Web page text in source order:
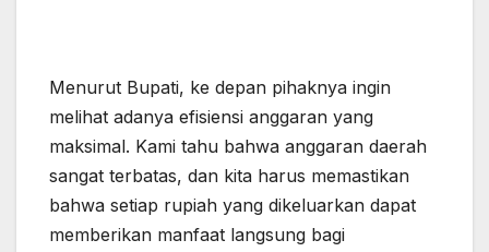
Menurut Bupati, ke depan pihaknya ingin
melihat adanya efisiensi anggaran yang
maksimal. Kami tahu bahwa anggaran daerah
sangat terbatas, dan kita harus memastikan
bahwa setiap rupiah yang dikeluarkan dapat
memberikan manfaat langsung bagi